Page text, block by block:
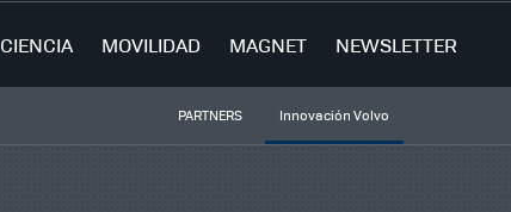
CIENCIA MOVILIDAD MAGNET NEWSLETTER
PARTNERS Innovación Volvo